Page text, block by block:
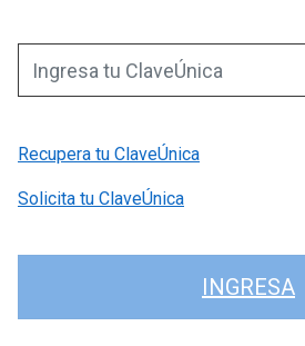
Ingresa tu ClaveÚnica
Recupera tu ClaveÚnica
Solicita tu ClaveÚnica
INGRESA